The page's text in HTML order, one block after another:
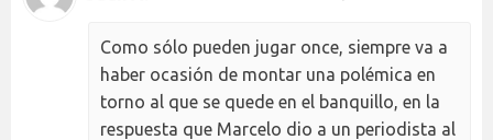
Como sólo pueden jugar once, siempre va a
haber ocasión de montar una polémica en
torno al que se quede en el banquillo, en la
respuesta que Marcelo dio a un periodista al